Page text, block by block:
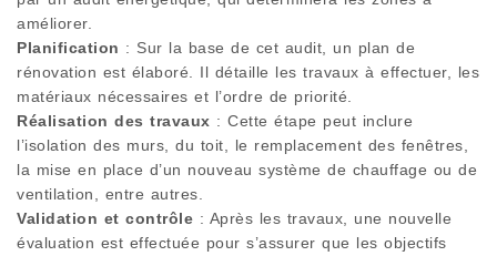
améliorer.
Planification : Sur la base de cet audit, un plan de
rénovation est élaboré. Il détaille les travaux à effectuer, les
matériaux nécessaires et l’ordre de priorité.
Réalisation des travaux : Cette étape peut inclure
l’isolation des murs, du toit, le remplacement des fenêtres,
la mise en place d’un nouveau système de chauffage ou de
ventilation, entre autres.
Validation et contrôle : Après les travaux, une nouvelle
évaluation est effectuée pour s’assurer que les objectifs